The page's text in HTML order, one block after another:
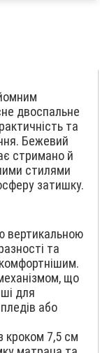
двоспальне
та
Бежевий
стримано й
стилями
затишку.
вертикальною
та
що
для
або
кроком 7,5 см